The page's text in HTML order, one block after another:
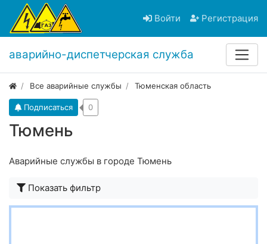
Войти Регистрация
аварийно-диспетчерская служба
Все аварийные службы Тюменская область
Тюмень
Подписаться 0
Аварийные службы в городе Тюмень
Показать фильтр